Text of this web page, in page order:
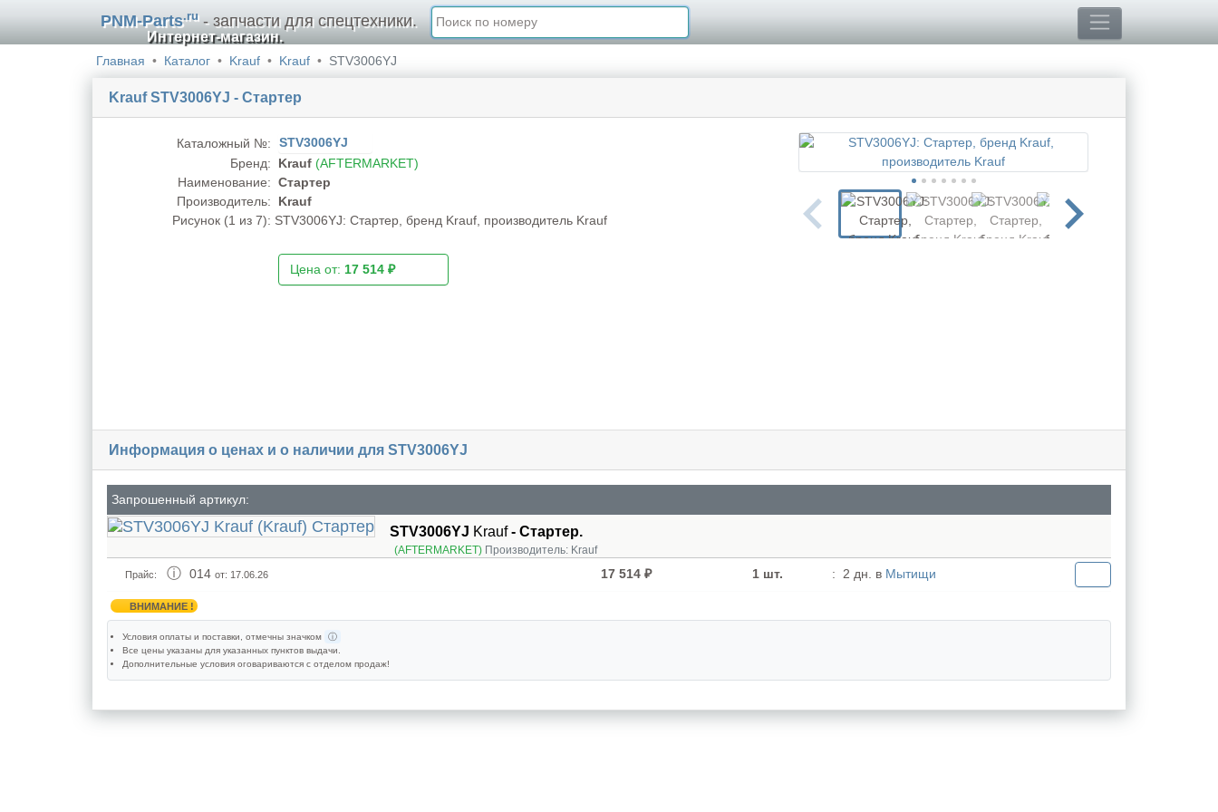
PNM-Parts.ru- запчасти для спецтехники.
Интернет-магазин.
Главная Каталог Krauf Krauf STV3006YJ
Krauf STV3006YJ - Стартер
Каталожный №:
STV3006YJ
Бренд:
Krauf (AFTERMARKET)
Наименование: Стартер
Производитель:
Krauf
Рисунок (1 из 7): STV3006YJ: Стартер, бренд Krauf, производитель Krauf
Цена от: 17 514 ₽
Информация о ценах и о наличии для STV3006YJ
Запрошенный артикул:
STV3006YJ Krauf- Стартер.
(AFTERMARKET)Производитель: Krauf
Прайс: 014 от: 17.06.26 17 514 ₽ 1 шт. : 2 дн. в Мытищи
ВНИМАНИЕ !
Условия оплаты и поставки , отмечны значком
ⓘ
Все цены указаны для указанных пунктов выдачи
Дополнительные условия оговариваются с отделом продаж!